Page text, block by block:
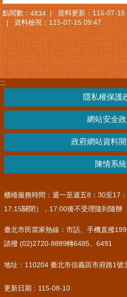
點閱數：4834 資料更新：115-07-15
資料檢視：115-07-15 09:47
:::
隱私權保護
網站安全
政府網站資料
陳情系統
櫃檯服務時間：週一至週五8：30至17
17:15關閉），17:00後不受理隨到隨辦
臺北市民當家熱線：市話、手機直撥
請撥 (02)2720-8889轉6485、6491
地址：110204 臺北市信義區市府路1號
更新日期 115-08-10